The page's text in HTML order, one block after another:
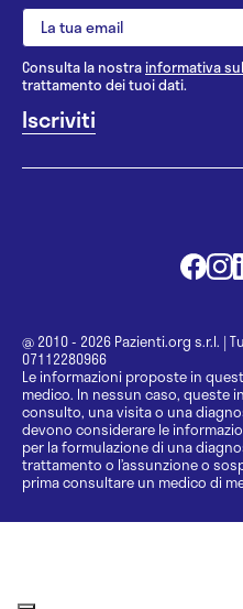
Consulta la nostrainformativa
trattamento dei tuoi dati.
@ 2010 - 2026 Pazienti.org s.r.l. |
07112280966
Le informazioni proposte in
medico. In nessun caso, queste
consulto, una visita o una
devono considerare le
per la formulazione di una
trattamento o l’assunzione o
prima consultare un medico di